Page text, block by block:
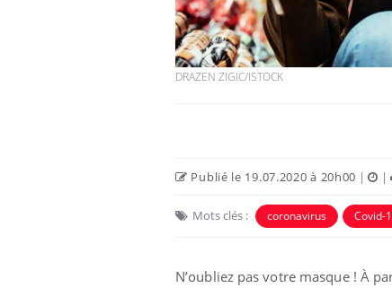
DRAZEN ZIGIC/ISTOCK
Publié le 19.07.2020 à 20h00 | |
Mots clés : coronavirus Covid-
N’oubliez pas votre masque ! À